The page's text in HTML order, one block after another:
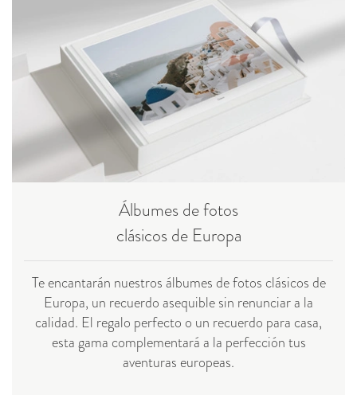
Álbumes de fotos
clásicos de Europa
Te encantarán nuestros álbumes de fotos clásicos de
Europa, un recuerdo asequible sin renunciar a la
calidad. El regalo perfecto o un recuerdo para casa,
esta gama complementará a la perfección tus
aventuras europeas.